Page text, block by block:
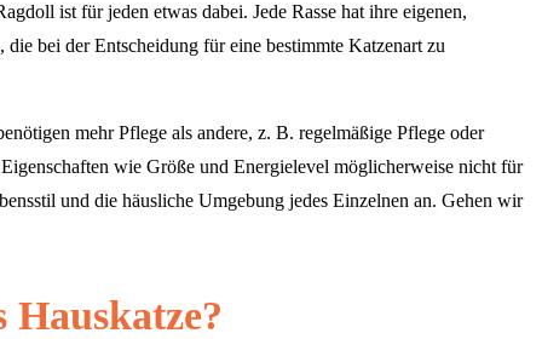
ist für jeden etwas dabei. Jede Rasse hat ihre eigenen,
bei der Entscheidung für eine bestimmte Katzenart zu
mehr Pflege als andere, z. B. regelmäßige Pflege oder
wie Größe und Energielevel möglicherweise nicht für
und die häusliche Umgebung jedes Einzelnen an. Gehen wir